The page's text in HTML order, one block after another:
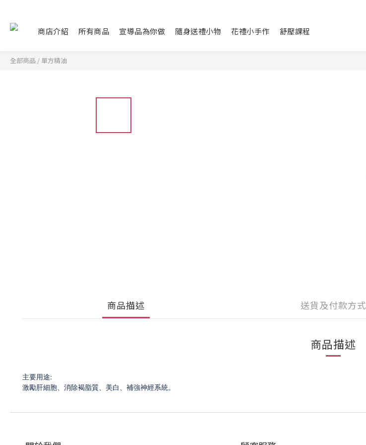
商店介紹 所有商品 宣導品為你做 隨身送禮小物 花禮小手作 舒壓課程
全部商品 / 單方精油
商品描述 送貨及付款方式
商品描述
主要用途:
激勵肝細胞、消除褐脂質、美白、補強神經系統。